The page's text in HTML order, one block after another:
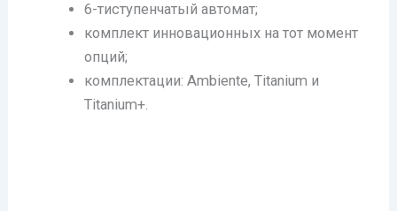
6-тиступенчатый автомат;
комплект инновационных на тот момент
опций;
комплектации: Ambiente, Titanium и
Titanium+.